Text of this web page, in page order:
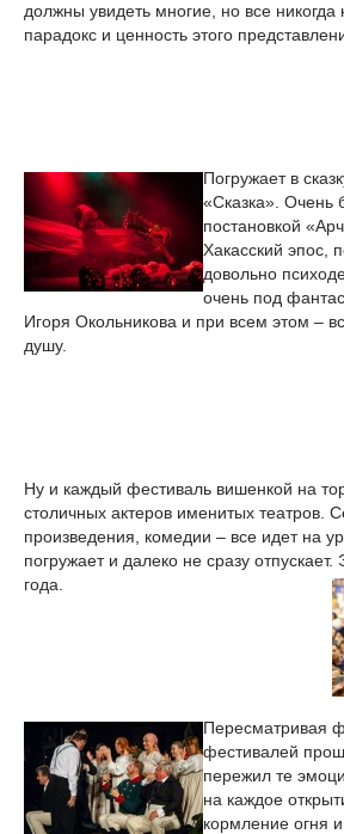
должны увидеть многие, но все никогда
парадокс и ценность этого
Погружает в
«Сказка». Очень
постановкой
Хакасский эпос,
довольно
очень под
Игоря Окольникова и при всем этом –
душу.
Ну и каждый фестиваль вишенкой на
столичных актеров именитых театров.
произведения, комедии – все идет на
погружает и далеко не сразу
года.
Пересматривая
фестивалей
пережил те
на каждое
кормление огня